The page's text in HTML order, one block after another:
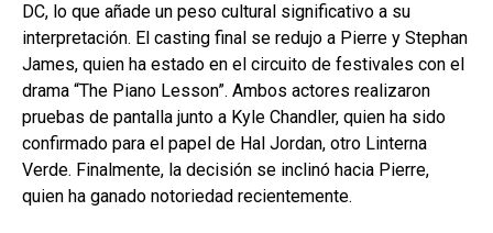
DC, lo que añade un peso cultural significativo a su
interpretación. El casting final se redujo a Pierre y Stephan
James, quien ha estado en el circuito de festivales con el
drama “The Piano Lesson”. Ambos actores realizaron
pruebas de pantalla junto a Kyle Chandler, quien ha sido
confirmado para el papel de Hal Jordan, otro Linterna
Verde. Finalmente, la decisión se inclinó hacia Pierre,
quien ha ganado notoriedad recientemente.